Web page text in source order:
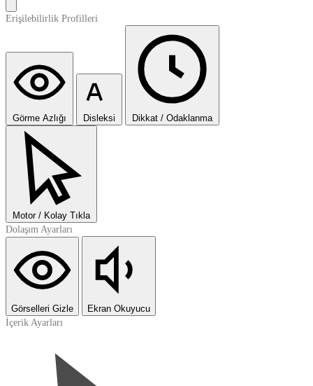
Erişilebilirlik Profilleri
Görme Azlığı Disleksi Dikkat / Odaklanma
Motor / Kolay Tıkla
Dolaşım Ayarları
Görselleri Gizle
Ekran Okuyucu
İçerik Ayarları